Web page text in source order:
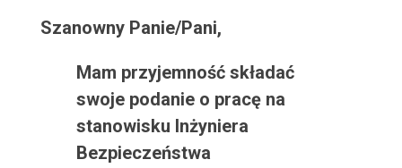
Szanowny Panie/Pani,
Mam przyjemność składać
swoje podanie o pracę na
stanowisku Inżyniera
Bezpieczeństwa